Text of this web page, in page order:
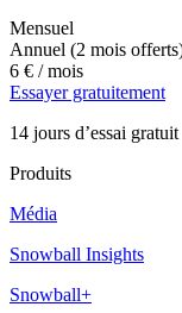
Mensuel
Annuel (2 mois
6 € / mois
Essayer gratuitement
14 jours d’essai gratuit
Produits
Média
Snowball Insights
Snowball+